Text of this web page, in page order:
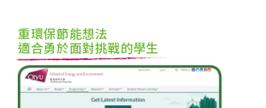
重環保節能想法
適合勇於面對挑戰的學生